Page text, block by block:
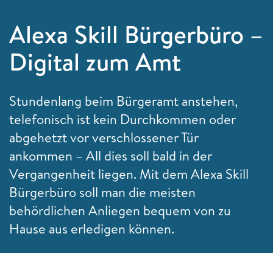
Alexa Skill Bürgerbüro –
Digital zum Amt
Stundenlang beim Bürgeramt anstehen,
telefonisch ist kein Durchkommen oder
abgehetzt vor verschlossener Tür
ankommen – All dies soll bald in der
Vergangenheit liegen. Mit dem Alexa Skill
Bürgerbüro soll man die meisten
behördlichen Anliegen bequem von zu
Hause aus erledigen können.